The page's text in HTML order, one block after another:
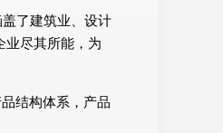
了建筑业、设计
业尽其所能，为
结构体系，产品